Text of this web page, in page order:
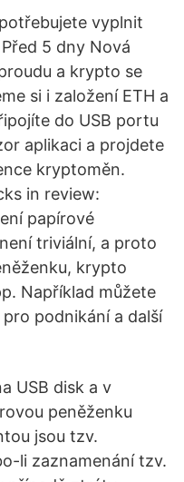
vyplnit
5 dny Nová
a krypto se
si i založení ETH a
do USB portu
aplikaci a projdete
kryptoměn.
in review:
papírové
triviální, a proto
krypto
Například můžete
podnikání a další
USB disk a v
peněženku
jsou tzv.
li zaznamenání tzv.